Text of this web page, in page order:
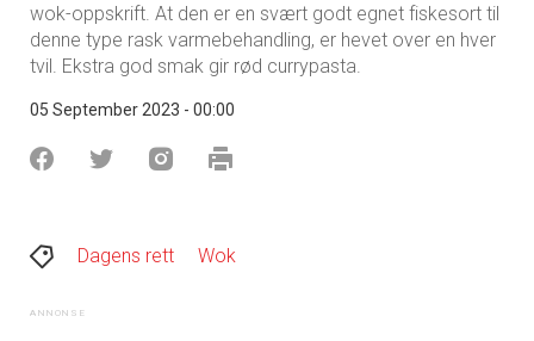
wok-oppskrift. At den er en svært godt egnet fiskesort til
denne type rask varmebehandling, er hevet over en hver
tvil. Ekstra god smak gir rød currypasta.
05 September 2023 - 00:00
Dagens rett Wok